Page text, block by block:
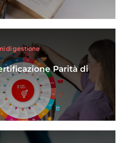
di gestione
Parità di